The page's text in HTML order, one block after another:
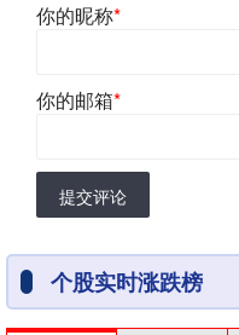
你的昵称*
你的邮箱*
提交评论
个股实时涨跌榜